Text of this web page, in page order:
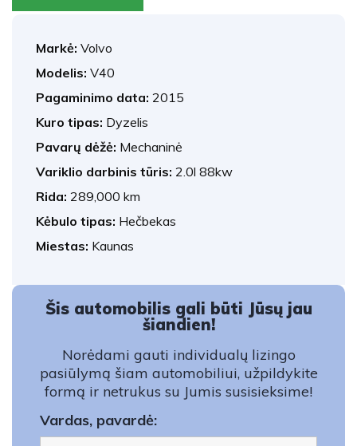
Markė: Volvo
Modelis: V40
Pagaminimo data: 2015
Kuro tipas: Dyzelis
Pavarų dėžė: Mechaninė
Variklio darbinis tūris: 2.0l 88kw
Rida: 289,000 km
Kėbulo tipas: Hečbekas
Miestas: Kaunas
Šis automobilis gali būti Jūsų jau
šiandien!
Norėdami gauti individualų lizingo
pasiūlymą šiam automobiliui, užpildykite
formą ir netrukus su Jumis susisieksime!
Vardas, pavardė: